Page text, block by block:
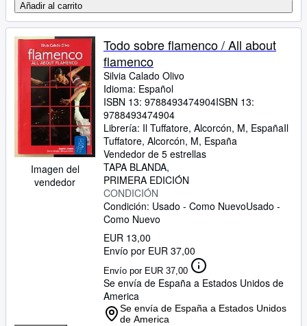
Añadir al carrito
Imagen del
vendedor
Todo sobre flamenco / All about
flamenco
Silvia Calado Olivo
Idioma: Español
ISBN 13: 9788493474904ISBN 13:
9788493474904
Librería: Il Tuffatore, Alcorcón, M, EspañaIl
Tuffatore, Alcorcón, M, España
Vendedor de 5 estrellas
TAPA BLANDA
PRIMERA EDICIÓN
CONDICIÓN
Condición: Usado - Como NuevoUsado -
Como Nuevo
EUR 13,00
Envío por EUR 37,00
Envío por EUR 37,00
Se envía de España a Estados Unidos de
America
Se envía de España a Estados Unidos
de America